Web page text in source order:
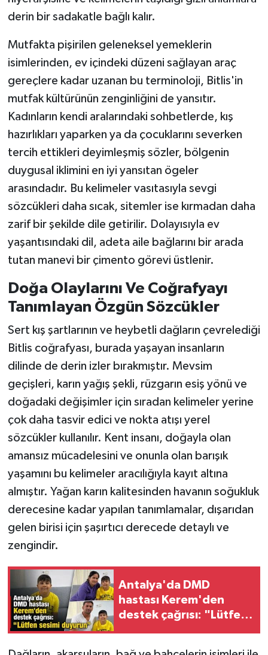
derin bir sadakatle bağlı kalır.
Mutfakta pişirilen geleneksel yemeklerin
isimlerinden, ev içindeki düzeni sağlayan araç
gereçlere kadar uzanan bu terminoloji, Bitlis'in
mutfak kültürünün zenginliğini de yansıtır.
Kadınların kendi aralarındaki sohbetlerde, kış
hazırlıkları yaparken ya da çocuklarını severken
tercih ettikleri deyimleşmiş sözler, bölgenin
duygusal iklimini en iyi yansıtan ögeler
arasındadır. Bu kelimeler vasıtasıyla sevgi
sözcükleri daha sıcak, sitemler ise kırmadan daha
zarif bir şekilde dile getirilir. Dolayısıyla ev
yaşantısındaki dil, adeta aile bağlarını bir arada
tutan manevi bir çimento görevi üstlenir.
Doğa Olaylarını Ve Coğrafyayı
Tanımlayan Özgün Sözcükler
Sert kış şartlarının ve heybetli dağların çevrelediği
Bitlis coğrafyası, burada yaşayan insanların
dilinde de derin izler bırakmıştır. Mevsim
geçişleri, karın yağış şekli, rüzgarın esiş yönü ve
doğadaki değişimler için sıradan kelimeler yerine
çok daha tasvir edici ve nokta atışı yerel
sözcükler kullanılır. Kent insanı, doğayla olan
amansız mücadelesini ve onunla olan barışık
yaşamını bu kelimeler aracılığıyla kayıt altına
almıştır. Yağan karın kalitesinden havanın soğukluk
derecesine kadar yapılan tanımlamalar, dışarıdan
gelen birisi için şaşırtıcı derecede detaylı ve
zengindir.
Antalya'da DMD
hastası Kerem'den
destek çağrısı: "Lütfen